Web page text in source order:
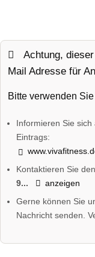
Achtung,
Mail Adresse für
Bitte verwenden
Informieren Sie
Eintrags:
Kontaktieren Sie
9...
anzeigen
Gerne können Sie
Nachricht senden.